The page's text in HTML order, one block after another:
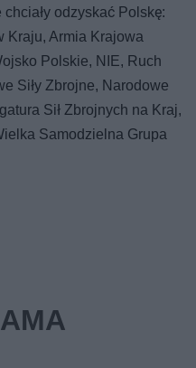
odzyskać Polskę:
Kraju, Armia Krajowa
Polskie, NIE, Ruch
Siły Zbrojne, Narodowe
Sił Zbrojnych na Kraj,
Samodzielna Grupa